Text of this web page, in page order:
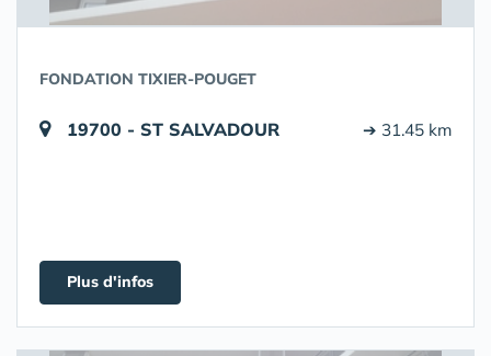
FONDATION TIXIER-POUGET
19700 - ST SALVADOUR ➔ 31.45 km
Plus d'infos